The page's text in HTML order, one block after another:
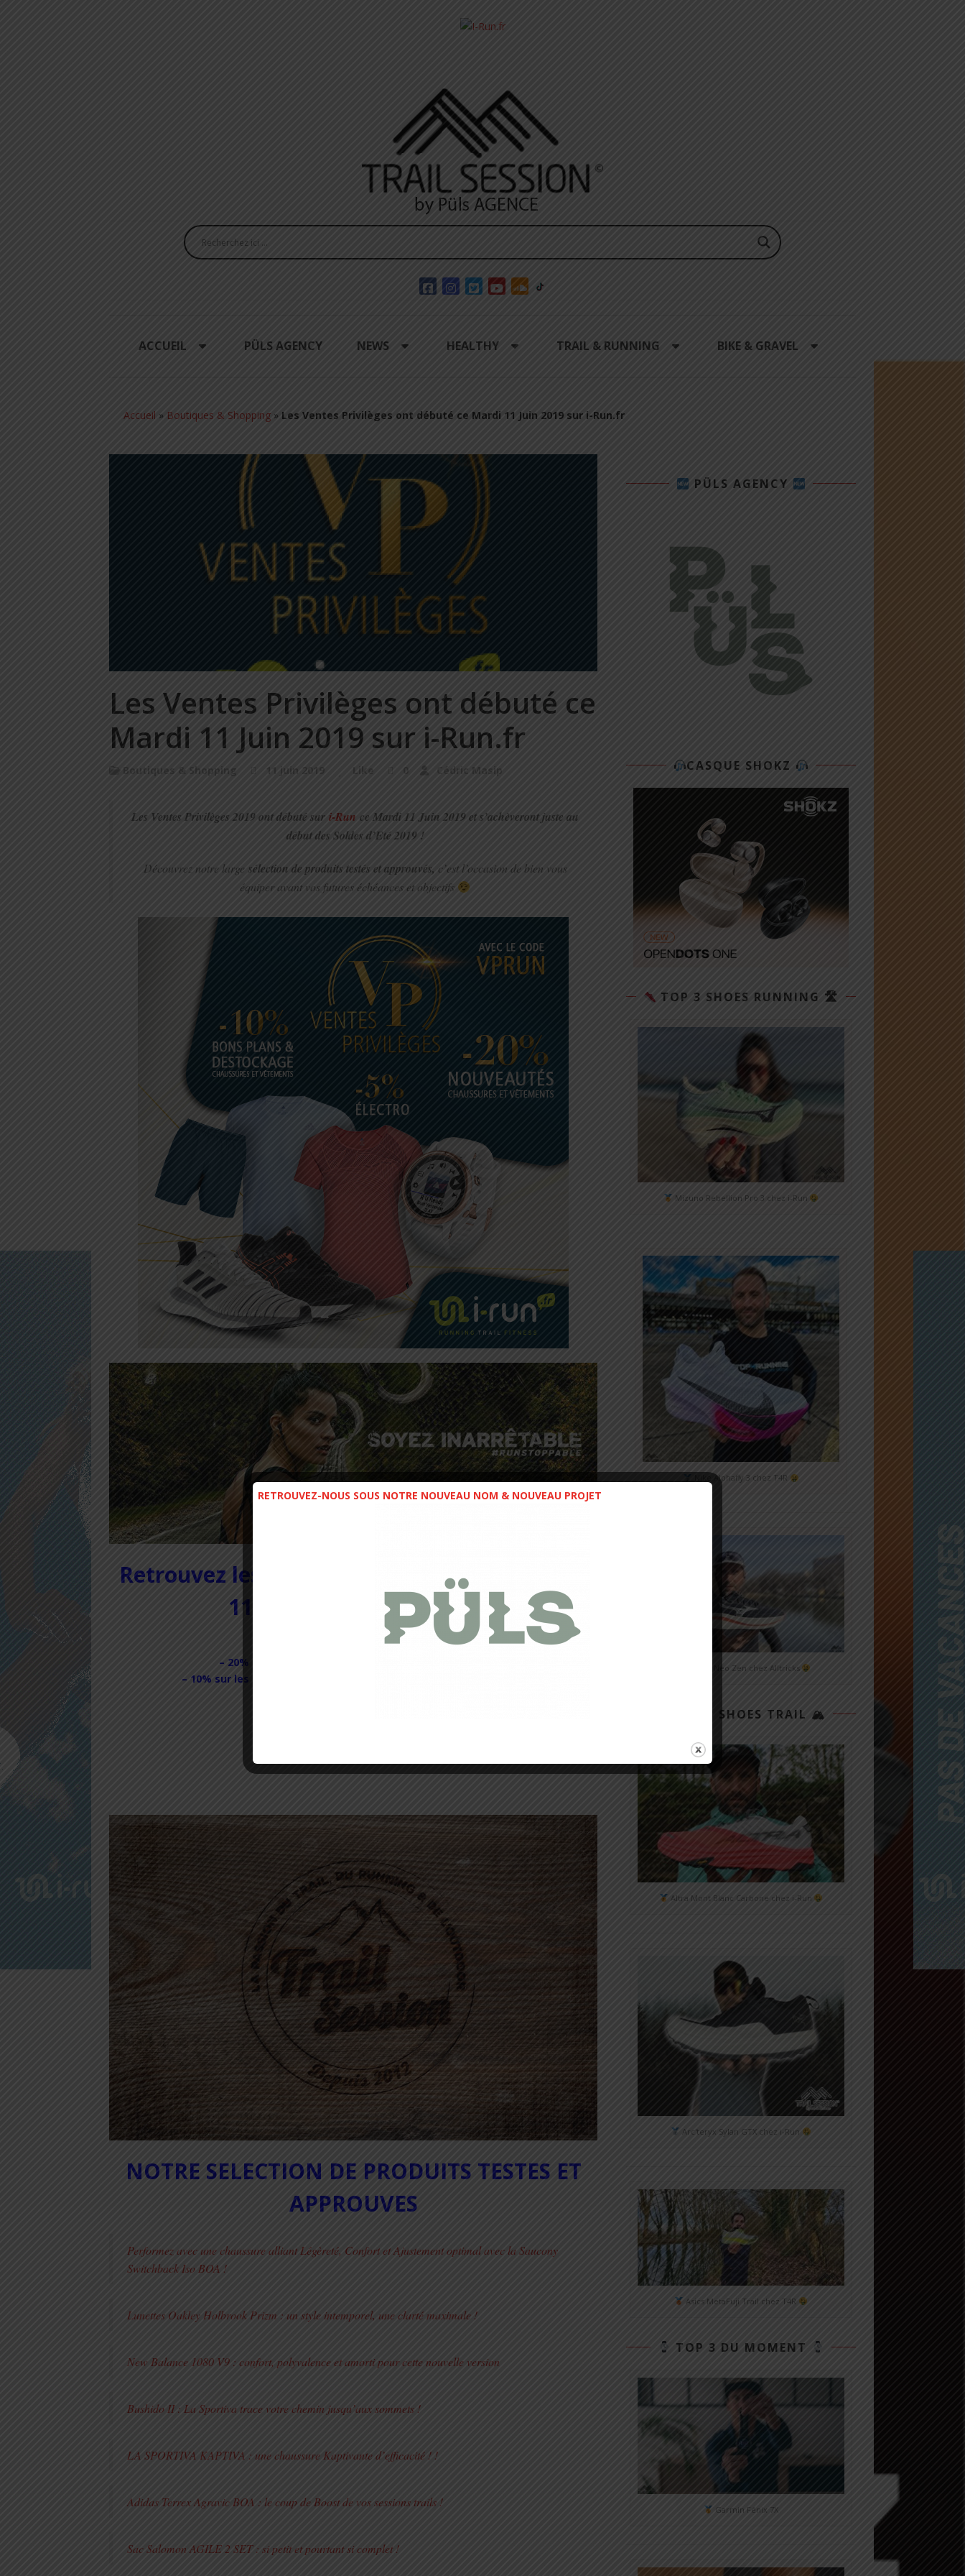
ACCUEIL PÜLS AGENCY NEWS HEALTHY TRAIL & RUNNING BIKE & GRAVEL
Accueil » Boutiques & Shopping » Les Ventes Privilèges ont débuté ce Mardi 11 Juin 2019 sur i-Run.fr
Les Ventes Privilèges ont débuté ce
Mardi 11 Juin 2019 sur i-Run.fr
Boutiques & Shopping 11 juin 2019 Like 0 Cédric Masip
Les Ventes Privilèges 2019 ont débuté sur i-Run ce Mardi 11 Juin 2019 et s’achèveront juste au
début des Soldes d’Eté 2019 !
Découvrez notre large sélection de produits testés et approuvés, c’est l’occasion de bien vous
équiper avant vos futures échéances et objectifs
Retrouvez les Ventes Privilèges dès ce Mardi
11 Juin 2019 sur i-Run.fr
VPRUN
– 20% sur les nouveautés chaussures et vêtements
– 10% sur les bons plans chaussures et vêtements et destockage
NOTRE SELECTION DE PRODUITS TESTES ET
APPROUVES
Performez avec une chaussure alliant Légèreté, Confort et Ajustement optimal avec la Saucony
Switchback Iso BOA !
Lunettes Oakley Holbrook Prizm : un style intemporel, une clarté maximale !
New Balance 1080 V9 : confort, polyvalence et amorti pour cette nouvelle version
Bushido II : La Sportiva trace votre chemin jusqu’aux sommets !
LA SPORTIVA KAPTIVA : une chaussure Kaptivante d’efficacité ! !
Adidas Terrex Agravic BOA : le coup de Boost de vos sessions trails !
Sac Salomon AGILE 2 SET : si petit et pourtant si complet !
PÜLS AGENCY
CASQUE SHOKZ
TOP 3 SHOES RUNNING 🛣
Mizuno Rebellion Pro 3 chez i-Run
Nike Alphafly 3 chez T4R
Mizuno Neo Zen chez Alltricks
TOP 3 SHOES TRAIL 🏔
Altra Mont Blanc Carbone chez i-Run
Arc'teryx Sylan GTX chez i-Run
Asics MetaFuji Trail chez T4R
TOP 3 DU MOMENT
Garmin Fénix 7X
RETROUVEZ-NOUS SOUS NOTRE NOUVEAU NOM & NOUVEAU PROJET